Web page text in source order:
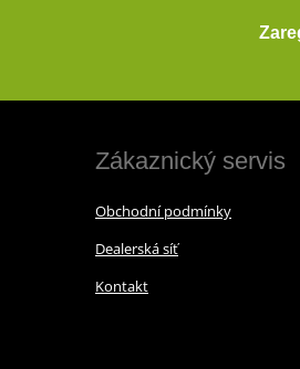
Zákaznický servis
Obchodní podmínky
Dealerská síť
Kontakt